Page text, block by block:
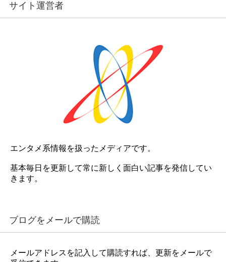
サイト運営者
エンタメ系情報を扱ったメディアです。
基本毎日を更新して常に新しく面白い記事を発信してい
きます。
ブログをメールで購読
メールアドレスを記入して購読すれば、更新をメールで